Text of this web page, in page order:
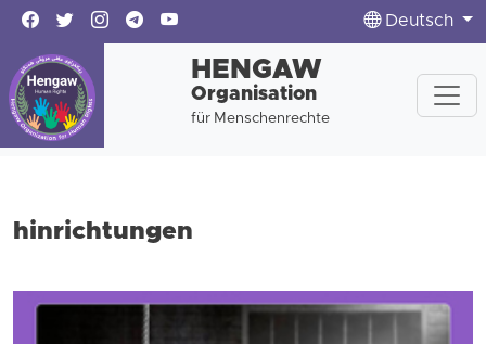
Deutsch
HENGAW
Organisation
für Menschenrechte
hinrichtungen